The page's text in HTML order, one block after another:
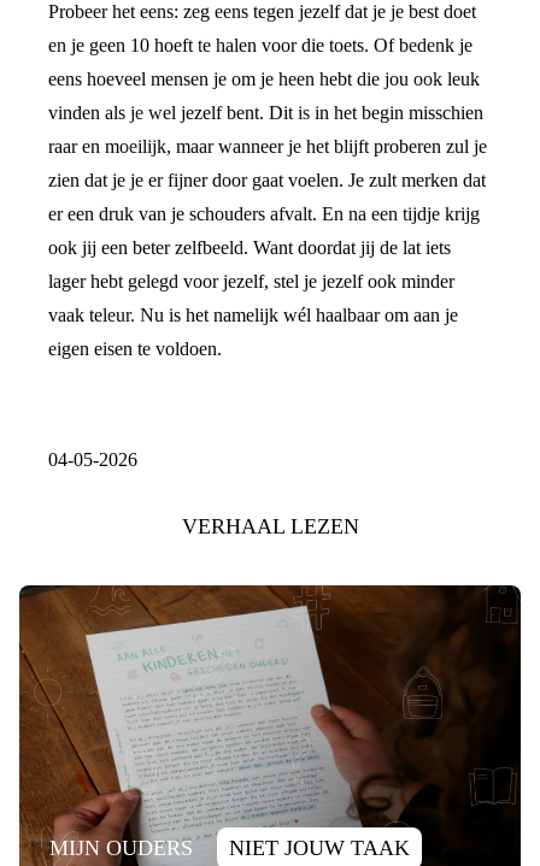
Probeer het eens: zeg eens tegen jezelf dat je je best doet
en je geen 10 hoeft te halen voor die toets. Of bedenk je
eens hoeveel mensen je om je heen hebt die jou ook leuk
vinden als je wel jezelf bent. Dit is in het begin misschien
raar en moeilijk, maar wanneer je het blijft proberen zul je
zien dat je je er fijner door gaat voelen. Je zult merken dat
er een druk van je schouders afvalt. En na een tijdje krijg
ook jij een beter zelfbeeld. Want doordat jij de lat iets
lager hebt gelegd voor jezelf, stel je jezelf ook minder
vaak teleur. Nu is het namelijk wél haalbaar om aan je
eigen eisen te voldoen.
04-05-2026
VERHAAL LEZEN
MIJN OUDERS NIET JOUW TAAK